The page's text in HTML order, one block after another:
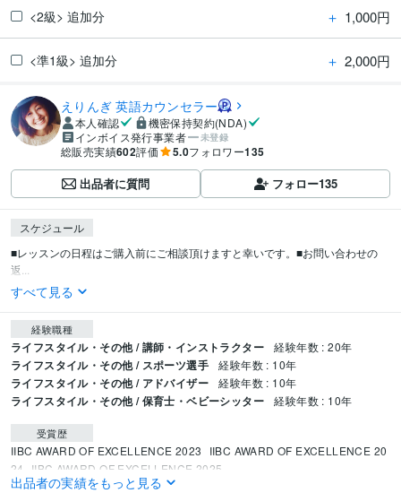
<2級> 追加分 ＋ 1,000円
<準1級> 追加分 ＋ 2,000円
えりんぎ 英語カウンセラー
本人確認
機密保持契約(NDA)
インボイス発行事業者
未登録
総販売実績602評価 5.0フォロワー135
出品者に質問 フォロー135
スケジュール
■レッスンの日程はご購入前にご相談頂けますと幸いです。■お問い合わせの
返...
すべて見る
経験職種
ライフスタイル・その他 / 講師・インストラクター 経験年数 : 20年
ライフスタイル・その他 / スポーツ選手 経験年数 : 10年
ライフスタイル・その他 / アドバイザー 経験年数 : 10年
ライフスタイル・その他 / 保育士・ベビーシッター 経験年数 : 10年
受賞歴
IIBC AWARD OF EXCELLENCE 2023
IIBC AWARD OF EXCELLENCE 20
24
IIBC AWARD OF EXCELLENCE 2025
出品者の実績をもっと見る